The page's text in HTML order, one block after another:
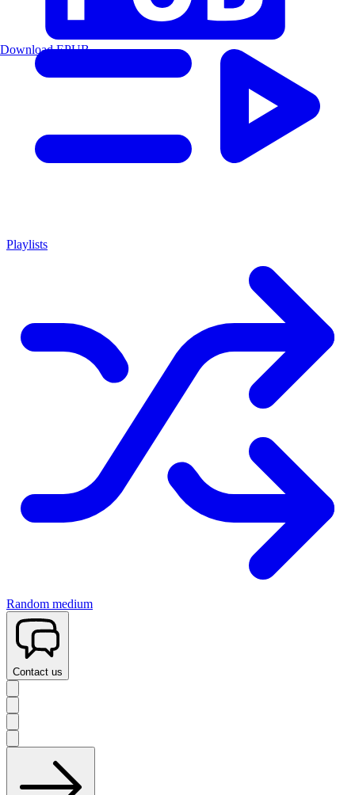
Playlists
Random medium
Contact us
Download EPUB